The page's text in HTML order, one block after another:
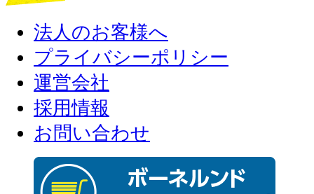
法人のお客様へ
プライバシーポリシー
運営会社
採用情報
お問い合わせ